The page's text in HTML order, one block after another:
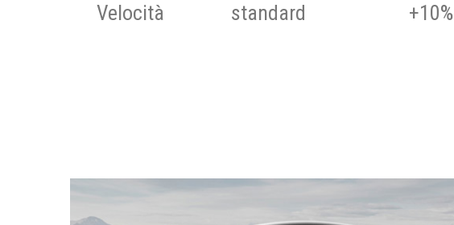
Velocità
standard +10%